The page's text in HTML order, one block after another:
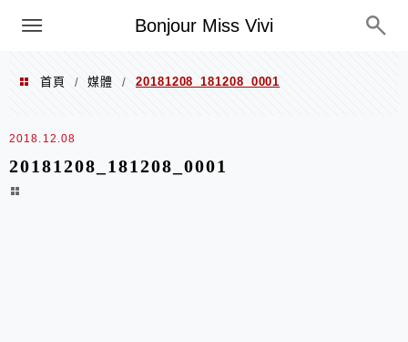
Bonjour Miss Vivi
選單
首頁 / 媒體 / 20181208_181208_0001
2018.12.08
20181208_181208_0001